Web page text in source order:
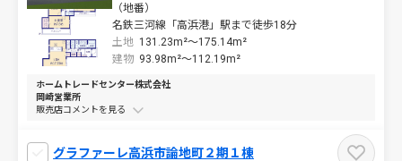
（地番）
名鉄三河線「高浜港」駅まで徒歩18分
土地 131.23m²～175.14m²
建物 93.98m²～112.19m²
ホームトレードセンター株式会社
岡崎営業所
販売店コメントを
グラファーレ高浜市論地町２期１棟